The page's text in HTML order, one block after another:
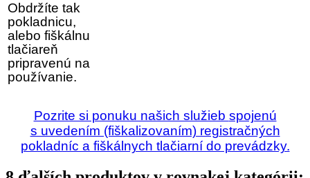
Obdržíte tak
pokladnicu,
alebo fiškálnu
tlačiareň
pripravenú na
používanie.
Pozrite si ponuku našich služieb spojenú
s uvedením (fiškalizovaním) registračných
pokladníc a fiškálnych tlačiarní do prevádzky.